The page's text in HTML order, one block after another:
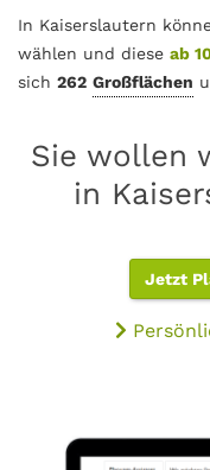
In Kaiserslautern
wählen und diese ab
sich 262 Großflächen
Sie wollen
in
Jetzt